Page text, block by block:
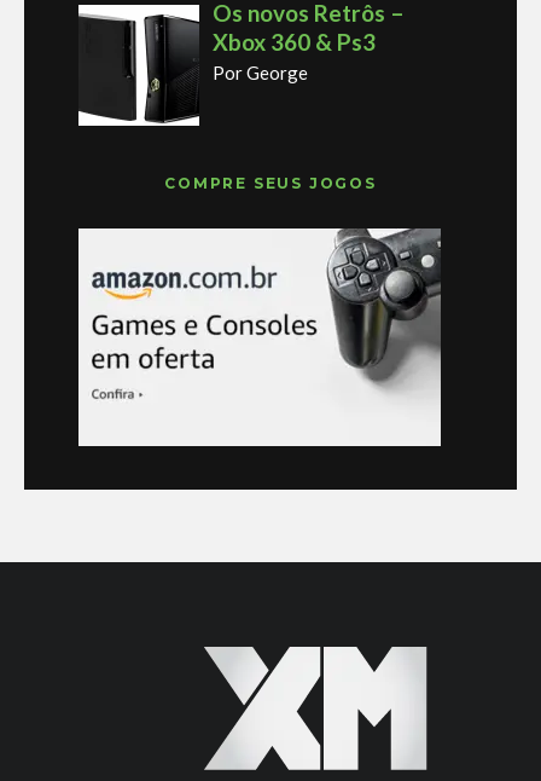
Os novos Retrôs –
Xbox 360 & Ps3
Por George
COMPRE SEUS JOGOS